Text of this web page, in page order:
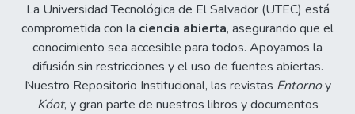
La Universidad Tecnológica de El Salvador (UTEC) está
comprometida con la ciencia abierta, asegurando que el
conocimiento sea accesible para todos. Apoyamos la
difusión sin restricciones y el uso de fuentes abiertas.
Nuestro Repositorio Institucional, las revistas Entornoy
Kóot, y gran parte de nuestros libros y documentos